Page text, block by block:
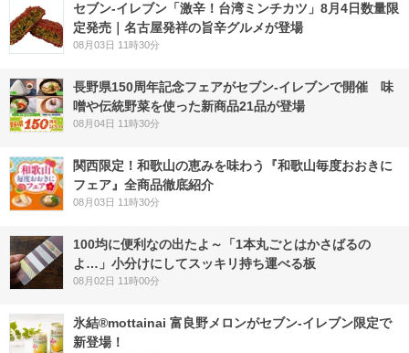
セブン-イレブン「激辛！台湾ミンチカツ」8月4日数量限
定発売｜名古屋発祥の旨辛グルメが登場
08月03日 11時30分
長野県150周年記念フェアがセブン-イレブンで開催 味
噌や伝統野菜を使った新商品21品が登場
08月04日 11時30分
関西限定！和歌山の恵みを味わう『和歌山毎度おおきに
フェア』全商品徹底紹介
08月03日 11時30分
100均に便利なの出たよ～「1本丸ごとはかさばるの
よ…」小分けにしてスッキリ持ち運べる板
08月02日 11時00分
氷結®mottainai 富良野メロンがセブン‐イレブン限定で
新登場！